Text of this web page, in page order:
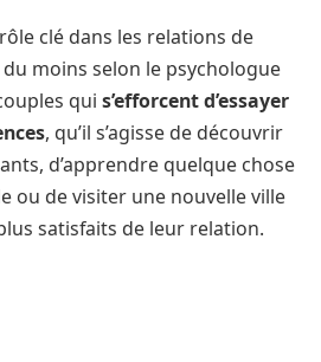
clé dans les relations de
moins selon le psychologue
qui s’efforcent d’essayer
, qu’il s’agisse de découvrir
d’apprendre quelque chose
ou de visiter une nouvelle ville
satisfaits de leur relation.